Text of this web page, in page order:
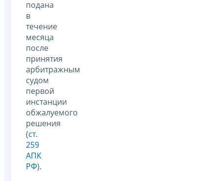
подана
в
течение
месяца
после
принятия
арбитражным
судом
первой
инстанции
обжалуемого
решения
(ст.
259
АПК
РФ).